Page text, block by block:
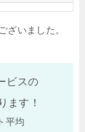
ざいました。
ビスの
ます！
平均